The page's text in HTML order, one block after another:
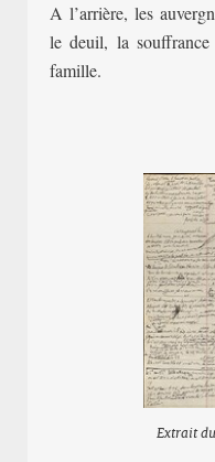
A l’arrière, les
le deuil, la
famille.
Extrait